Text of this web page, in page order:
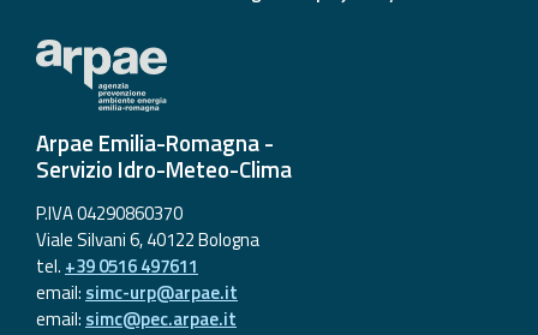
Arpae Emilia-Romagna -
Servizio Idro-Meteo-Clima
P.IVA 04290860370
Viale Silvani 6, 40122 Bologna
tel. +39 0516 497611
email: simc-urp@arpae.it
email: simc@pec.arpae.it